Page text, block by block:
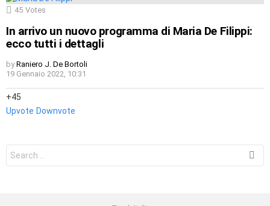
45 Votes
In arrivo un nuovo programma di Maria De Filippi:
ecco tutti i dettagli
by Raniero J. De Bortoli
19 Gennaio 2022, 10:31
45
Upvote Downvote
for: